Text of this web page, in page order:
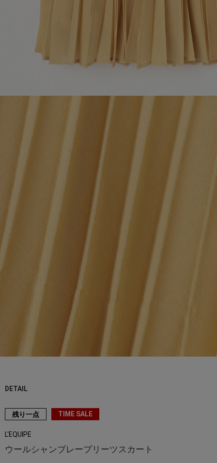
DETAIL
残り一点 TIME SALE
L'EQUIPE
ウールシャンブレープリーツスカート